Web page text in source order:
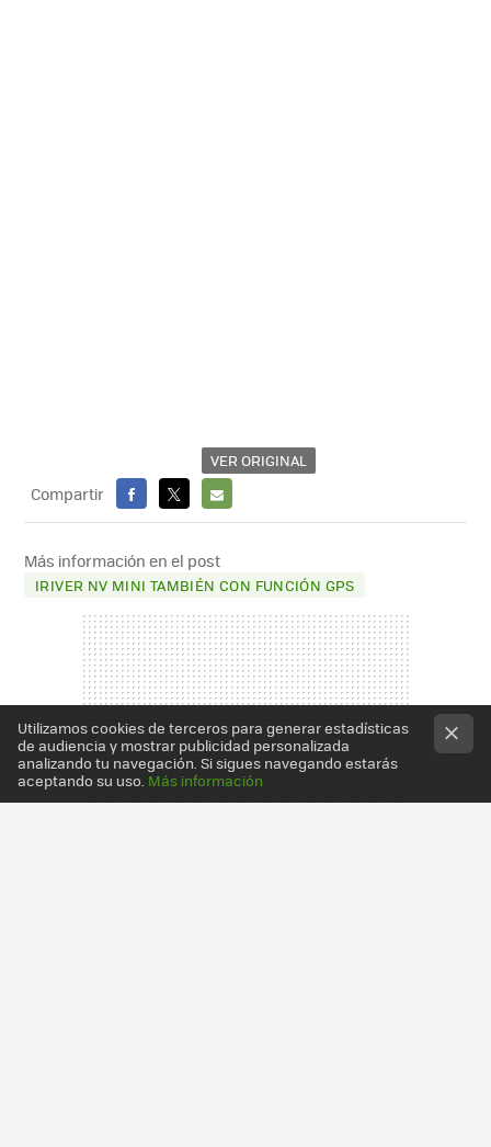
VER ORIGINAL
Compartir
FACEBOOK
X
E-
MAIL
Más información en el post
IRIVER NV MINI TAMBIÉN CON FUNCIÓN GPS
Utilizamos cookies de terceros para generar estadísticas
de audiencia y mostrar publicidad personalizada
analizando tu navegación. Si sigues navegando estarás
aceptando su uso. Más información